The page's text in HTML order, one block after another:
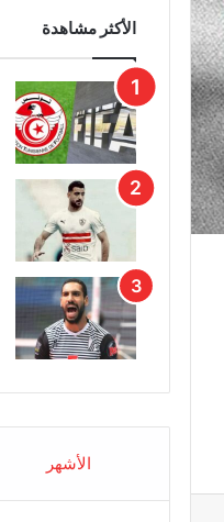
الأكثر مشاهدة
الأشهر